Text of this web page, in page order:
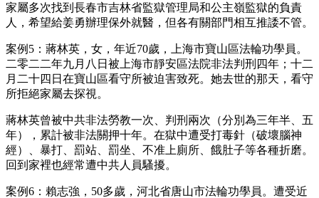
家屬多次找到長春市吉林省監獄管理局和公主嶺監獄的負責
人，希望給姜勇辦理保外就醫，但各有關部門相互推諉不管。
案例5：蔣林英，女，年近70歲，上海市寶山區法輪功學員。
二零二二年九月八日被上海市靜安區法院非法判刑四年；十二
月二十四日在寶山區看守所被迫害致死。她去世的那天，看守
所拒絕家屬去探視。
蔣林英曾被中共非法勞教一次、判刑兩次（分別為三年半、五
年），累計被非法關押十年。在獄中遭受打毒針（破壞腦神
經）、暴打、罰站、罰坐、不准上廁所、餓肚子等各種折磨。
回到家裡也經常遭中共人員騷擾。
案例6：賴志強，50多歲，河北省唐山市法輪功學員。遭受近